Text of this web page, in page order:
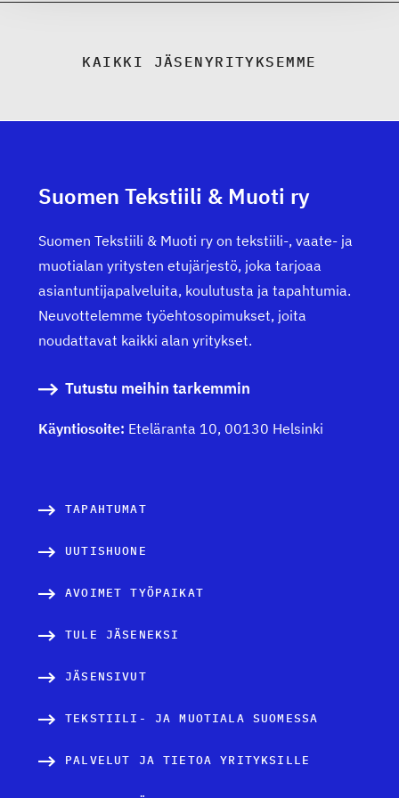
KAIKKI JÄSENYRITYKSEMME
Suomen Tekstiili & Muoti ry
Suomen Tekstiili & Muoti ry on tekstiili-, vaate- ja
muotialan yritysten etujärjestö, joka tarjoaa
asiantuntijapalveluita, koulutusta ja tapahtumia.
Neuvottelemme työehtosopimukset, joita
noudattavat kaikki alan yritykset.
Tutustu meihin tarkemmin
Käyntiosoite: Eteläranta 10, 00130 Helsinki
TAPAHTUMAT
UUTISHUONE
AVOIMET TYÖPAIKAT
TULE JÄSENEKSI
JÄSENSIVUT
TEKSTIILI- JA MUOTIALA SUOMESSA
PALVELUT JA TIETOA YRITYKSILLE